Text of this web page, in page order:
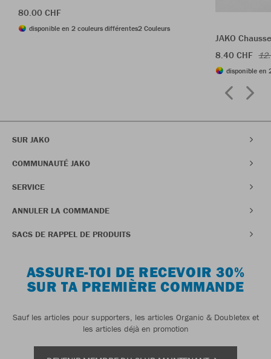
80.00 CHF
disponible en 2 couleurs différentes2 Couleurs
JAKO
8.40 CHF
disponible en
SUR JAKO
COMMUNAUTÉ JAKO
SERVICE
ANNULER LA COMMANDE
SACS DE RAPPEL DE PRODUITS
ASSURE-TOI DE RECEVOIR 30%
SUR TA PREMIÈRE COMMANDE
Sauf les articles pour supporters, les articles Organic & Doubletex et
les articles déjà en promotion